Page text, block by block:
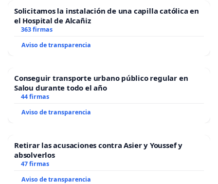
Solicitamos la instalación de una capilla católica en
el Hospital de Alcañiz
363 firmas
Aviso de transparencia
Conseguir transporte urbano público regular en
Salou durante todo el año
44 firmas
Aviso de transparencia
Retirar las acusaciones contra Asier y Youssef y
absolverlos
47 firmas
Aviso de transparencia